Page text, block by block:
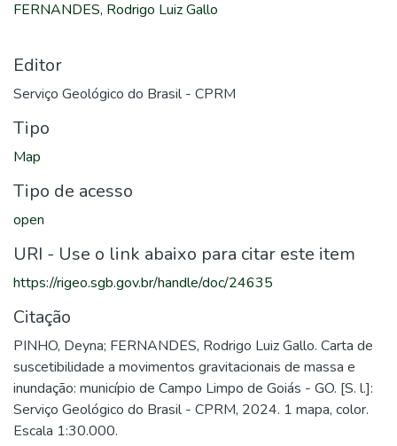
FERNANDES, Rodrigo Luiz Gallo
Editor
Serviço Geológico do Brasil - CPRM
Tipo
Map
Tipo de acesso
open
URI - Use o link abaixo para citar este item
https://rigeo.sgb.gov.br/handle/doc/24635
Citação
PINHO, Deyna; FERNANDES, Rodrigo Luiz Gallo. Carta de
suscetibilidade a movimentos gravitacionais de massa e
inundação: município de Campo Limpo de Goiás - GO. [S. l.]:
Serviço Geológico do Brasil - CPRM, 2024. 1 mapa, color.
Escala 1:30.000.